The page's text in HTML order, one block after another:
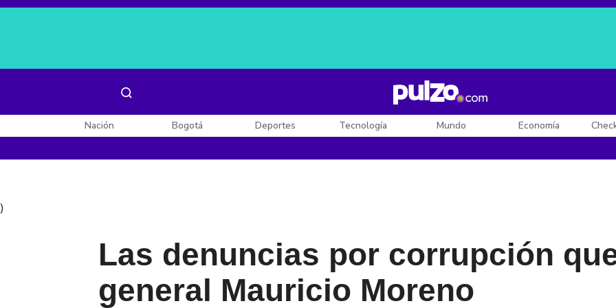
Posesión de De la Espriella
Nación Bogotá Deportes Tecnología Mundo Economía
)
Las denuncias por corrupción
general Mauricio Moreno